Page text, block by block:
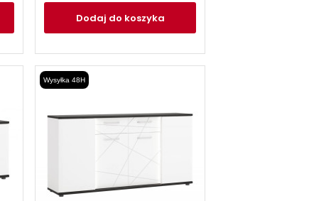
Dodaj do koszyka
Wysyłka 48H